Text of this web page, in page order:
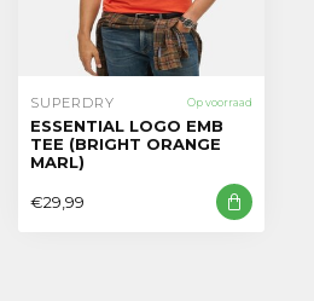
SUPERDRY Op voorraad
ESSENTIAL LOGO EMB
TEE (BRIGHT ORANGE
MARL)
€29,99